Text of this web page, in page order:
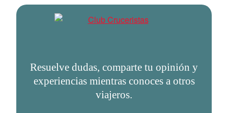
Resuelve dudas, comparte tu opinión y
experiencias mientras conoces a otros
viajeros.